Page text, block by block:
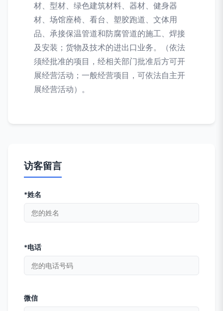
材、型材、绿色建筑材料、器材、健身器
材、场馆座椅、看台、塑胶跑道、文体用
品、承接保温管道和防腐管道的施工、焊接
及安装；货物及技术的进出口业务。（依法
须经批准的项目，经相关部门批准后方可开
展经营活动；一般经营项目，可依法自主开
展经营活动）。
访客留言
*姓名
*电话
微信